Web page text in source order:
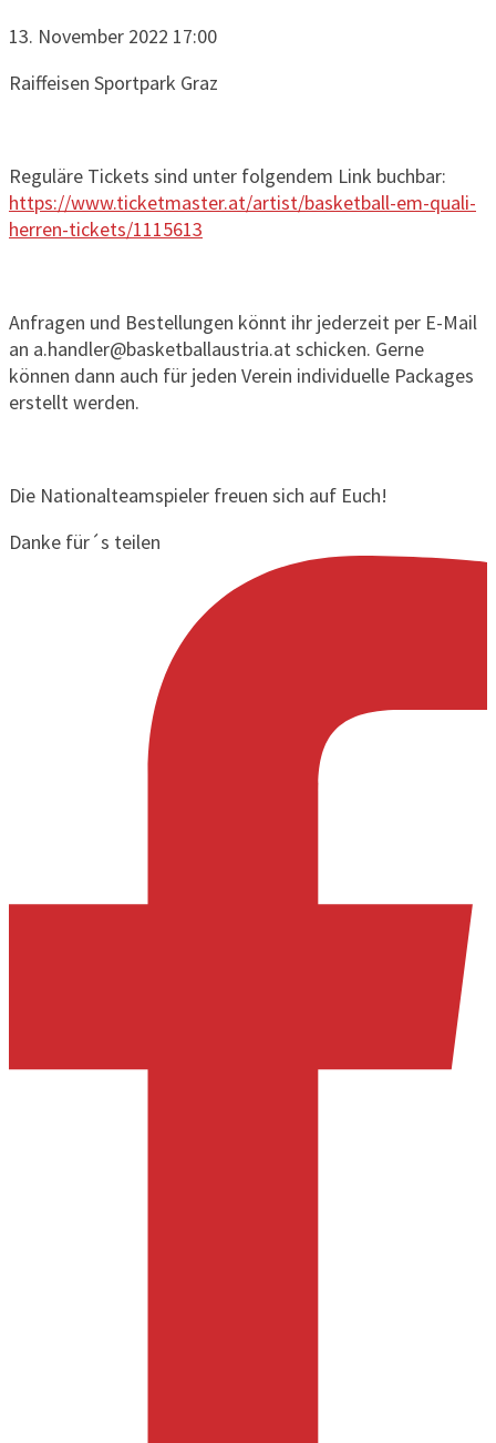
13. November 2022 17:00
Raiffeisen Sportpark Graz
Reguläre Tickets sind unter folgendem Link buchbar:
https://www.ticketmaster.at/artist/basketball-em-quali-
herren-tickets/1115613
Anfragen und Bestellungen könnt ihr jederzeit per E-Mail
an a.handler@basketballaustria.at schicken. Gerne
können dann auch für jeden Verein individuelle Packages
erstellt werden.
Die Nationalteamspieler freuen sich auf Euch!
Danke für´s teilen